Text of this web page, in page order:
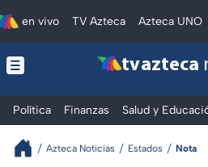
en vivo TV Azteca Azteca UNO
tv azteca
Política Finanzas Salud y
Azteca Noticias Estados Nota